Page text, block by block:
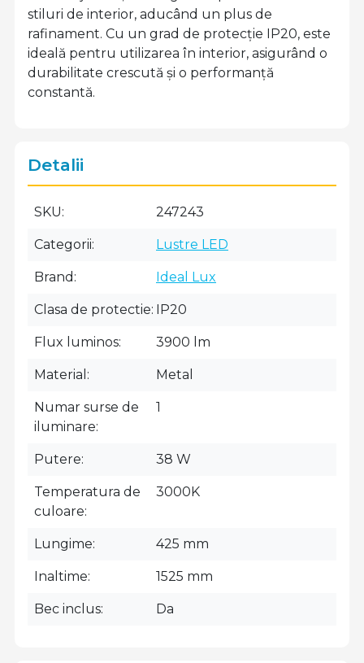
stiluri de interior, aducând un plus de
rafinament. Cu un grad de protecție IP20, este
ideală pentru utilizarea în interior, asigurând o
durabilitate crescută și o performanță
constantă.
Detalii
SKU 247243
Categorii Lustre LED
Brand Ideal Lux
Clasa de protectie IP20
Flux luminos 3900 lm
Material Metal
Numar surse de
iluminare
1
Putere 38 W
Temperatura de
culoare
3000K
Lungime 425 mm
Inaltime 1525 mm
Bec inclus Da